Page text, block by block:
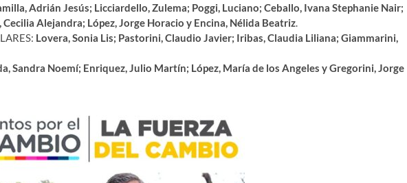
Adrián Jesús; Licciardello, Zulema; Poggi, Luciano; Ceballo, Ivana Stephanie Nair;
Alejandra; López, Jorge Horacio y Encina, Nélida Beatriz.
Lovera, Sonia Lis; Pastorini, Claudio Javier; Iribas, Claudia Liliana; Giammarini,
Sandra Noemí; Enriquez, Julio Martín; López, María de los Angeles y Gregorini, Jorge